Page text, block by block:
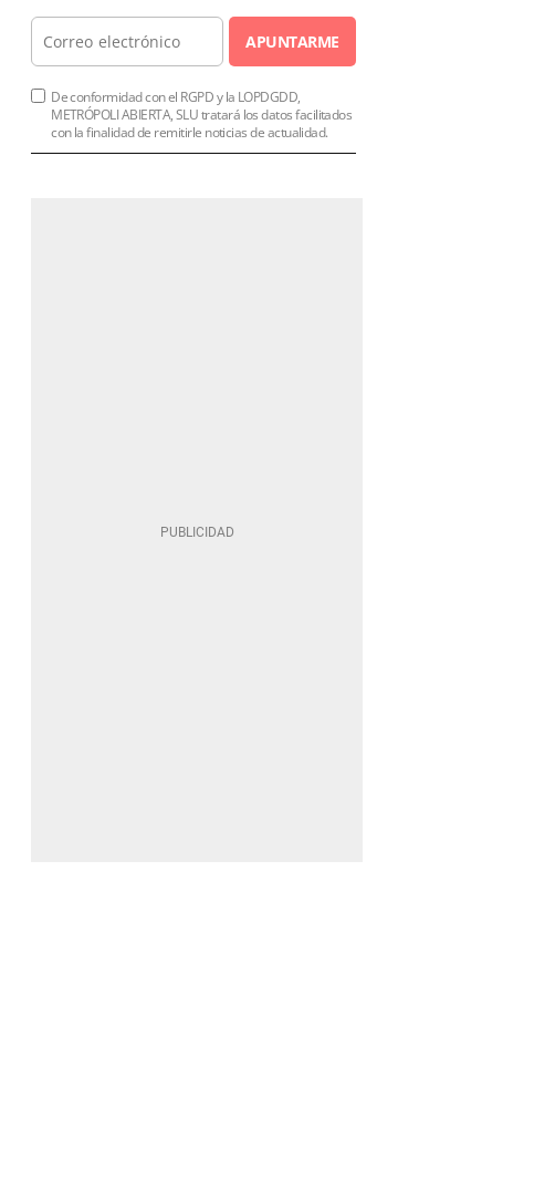
APUNTARME
De conformidad con el RGPD y la LOPDGDD,
METRÓPOLI ABIERTA, SLU tratará los datos facilitados
con la finalidad de remitirle noticias de actualidad.